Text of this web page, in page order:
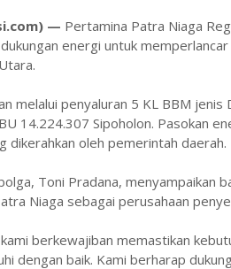
— Pertamina Patra Niaga
energi untuk
melalui penyaluran 5 KL BBM
14.224.307 Sipoholon. Pasokan
dikerahkan oleh pemerintah daerah.
Toni Pradana, menyampaikan
Niaga sebagai perusahaan
berkewajiban memastikan
dengan baik. Kami berharap